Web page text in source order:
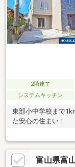
2階建て
システムキッチン
東部小中学校まで
た安心の住まい！
富山県富